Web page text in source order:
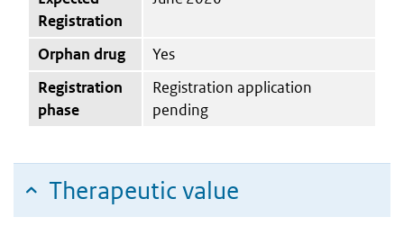
Registration
Orphan drug
Yes
Registration
phase
Registration application
pending
Therapeutic value